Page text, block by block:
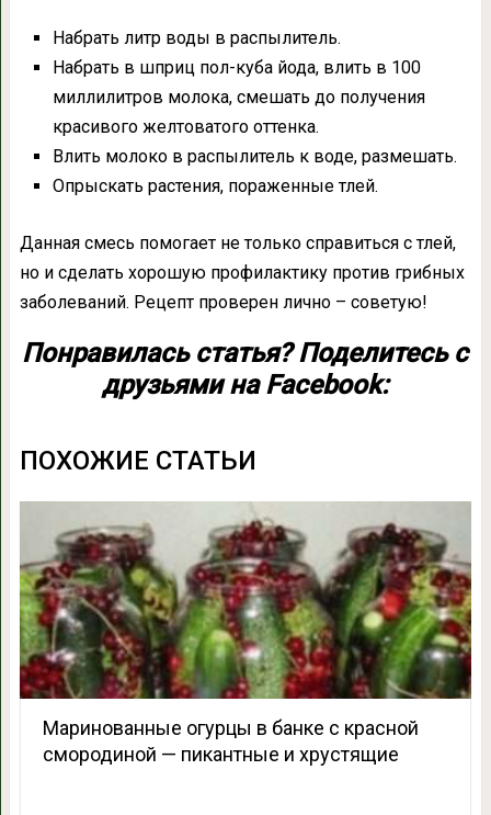
Набрать литр воды в распылитель.
Набрать в шприц пол-куба йода, влить в 100
миллилитров молока, смешать до получения
красивого желтоватого оттенка.
Влить молоко в распылитель к воде, размешать.
Опрыскать растения, пораженные тлей.
Данная смесь помогает не только справиться с тлей,
но и сделать хорошую профилактику против грибных
заболеваний. Рецепт проверен лично – советую!
Понравилась статья? Поделитесь с
друзьями на Facebook:
ПОХОЖИЕ СТАТЬИ
Маринованные огурцы в банке с красной
смородиной — пикантные и хрустящие